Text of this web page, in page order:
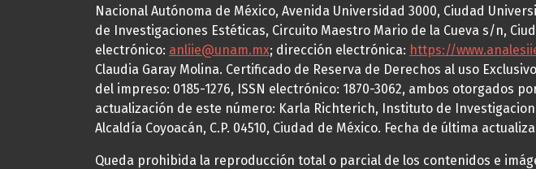
Nacional Autónoma de México, Avenida Universidad 3000, Ciudad
de Investigaciones Estéticas, Circuito Maestro Mario de la Cueva s/n,
electrónico: anliie@unam.mx; dirección electrónica: https://
Claudia Garay Molina. Certificado de Reserva de Derechos al uso
del impreso: 0185-1276, ISSN electrónico: 1870-3062, ambos otorgados
actualización de este número: Karla Richterich, Instituto de
Alcaldía Coyoacán, C.P. 04510, Ciudad de México. Fecha de última
Queda prohibida la reproducción total o parcial de los contenidos e